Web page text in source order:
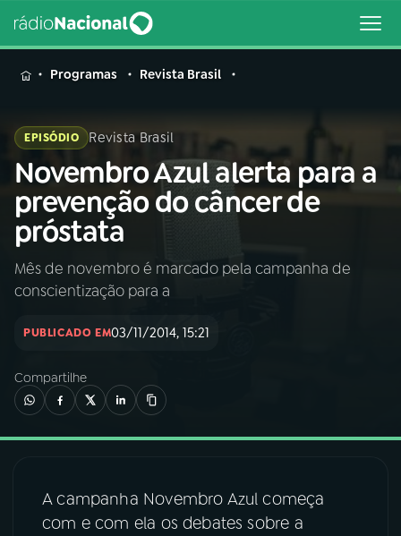
MENU
Buscar
na
Rádio
Nacional
Buscar
AO VIVO
INÍCIO
02A RÁDIO
03PROGRAMAÇÃO
04PROGRAMAS
Programas Revista Brasil
EPISÓDIO Revista Brasil
Novembro Azul alerta para a
prevenção do câncer de
próstata
Mês de novembro é marcado pela campanha de
conscientização para a
PUBLICADO EM03/11/2014, 15:21
Compartilhe
A campanha Novembro Azul começa
com e com ela os debates sobre a